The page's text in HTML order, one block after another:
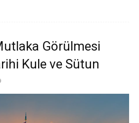
Görülmesi
Kule ve Sütun